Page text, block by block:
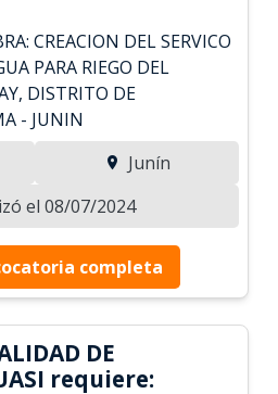
CREACION DEL SERVICO
PARA RIEGO DEL
DISTRITO DE
- JUNIN
Junín
el 08/07/2024
completa
DE
requiere: